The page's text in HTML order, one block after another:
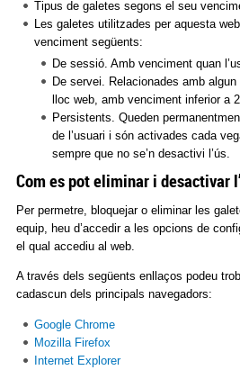
Tipus de galetes segons el seu
Les galetes utilitzades per aquesta
venciment següents:
De sessió. Amb venciment quan
De servei. Relacionades amb
lloc web, amb venciment inferior a
Persistents. Queden
de l’usuari i són activades cada
sempre que no se’n desactivi l’ús.
Com es pot eliminar i desactivar
Per permetre, bloquejar o eliminar les
equip, heu d’accedir a les opcions de
el qual accediu al web.
A través dels següents enllaços podeu
cadascun dels principals navegadors:
Google Chrome
Mozilla Firefox
Internet Explorer